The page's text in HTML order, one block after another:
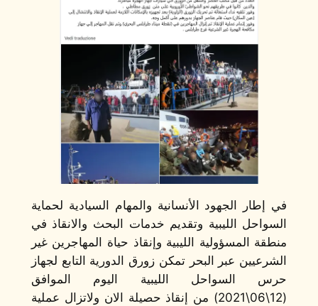
في إطار الجهود الأنسانية والمهام السيادية لحماية
السواحل الليبية وتقديم خدمات البحث والانقاذ في
منطقة المسؤولية الليبية وإنقاذ حياة المهاجرين غير
الشرعيين عبر البحر تمكن زورق الدورية التابع لجهاز
حرس السواحل الليبية اليوم الموافق
(12\06\2021) من إنقاذ حصيلة الان ولاتزال عملية